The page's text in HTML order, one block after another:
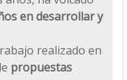
en desarrollar y
realizado en
propuestas